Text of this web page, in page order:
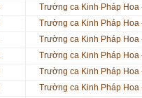
Trường ca Kinh Pháp Hoa
Trường ca Kinh Pháp Hoa
Trường ca Kinh Pháp Hoa
Trường ca Kinh Pháp Hoa
Trường ca Kinh Pháp Hoa
Trường ca Kinh Pháp Hoa